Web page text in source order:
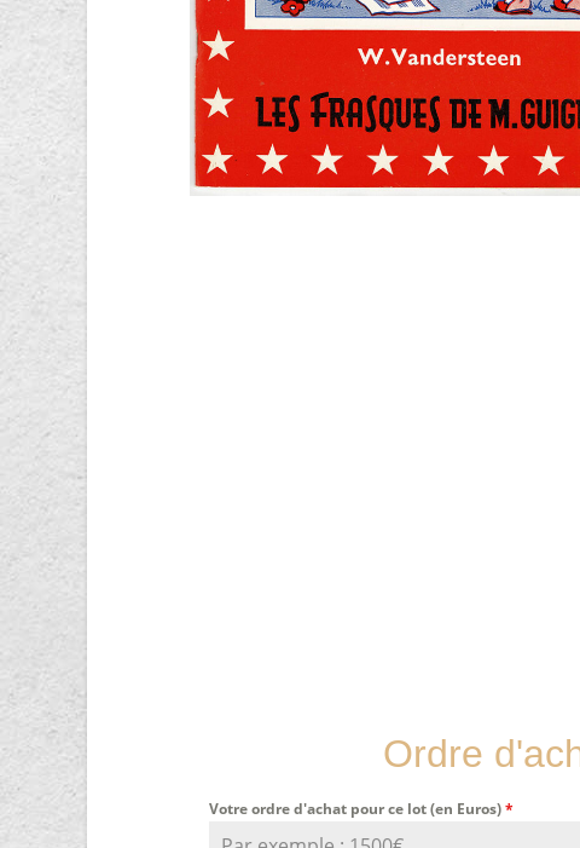
Ordre
Votre ordre d'achat pour ce lot (en Euros)*